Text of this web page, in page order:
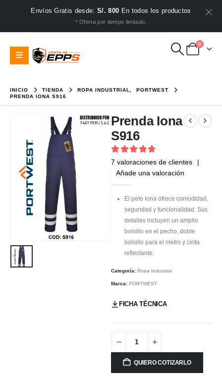
Envíos Gratis desde:S/. 800 En todos los productos
* Oferta por tiempo limitado.
0
INICIO TIENDA ROPA INDUSTRIAL
PORTWEST
PRENDA IONA S916
Prenda Iona
S916
4.71out of 5
7 valoraciones de clientes
|
Añade una valoración
El peto Iona ofrece comodidad,
seguridad y funcionalidad. Sus
detalles incluyen un amplio
bolsillo en el pecho, doble
bolsillo para el metro y cinta
reflectante.
Categoría: Ropa Industrial
Marca: PORTWEST
FICHA TÉCNICA
QUIERO COTIZARLO